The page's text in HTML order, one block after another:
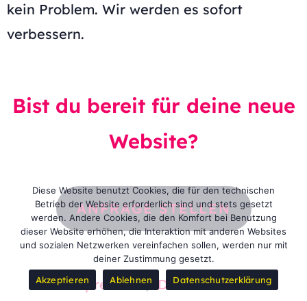
kein Problem. Wir werden es sofort
verbessern.
Bist du bereit für deine neue
Website?
ANFRAGE STELLEN
Impressum/ Datenschutz
Diese Website benutzt Cookies, die für den technischen
Betrieb der Website erforderlich sind und stets gesetzt
werden. Andere Cookies, die den Komfort bei Benutzung
dieser Website erhöhen, die Interaktion mit anderen Websites
und sozialen Netzwerken vereinfachen sollen, werden nur mit
deiner Zustimmung gesetzt.
Akzeptieren
Ablehnen Datenschutzerklärung